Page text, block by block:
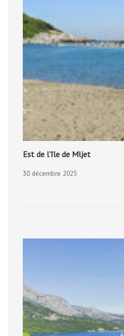
Est de l’île de Mljet
30 décembre 2025